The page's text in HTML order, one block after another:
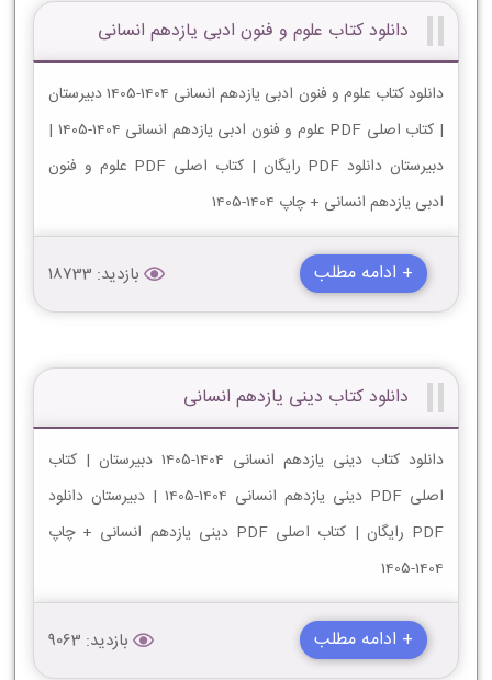
دانلود کتاب علوم و فنون ادبی یازدهم انسانی
دانلود کتاب علوم و فنون ادبی یازدهم انسانی 1404-1405 دبیرستان
| کتاب اصلی PDF علوم و فنون ادبی یازدهم انسانی 1404-1405 |
دبیرستان دانلود PDF رایگان | کتاب اصلی PDF علوم و فنون
ادبی یازدهم انسانی + چاپ 1404-1405
+ ادامه مطلب بازدید: 18733
دانلود کتاب دینی یازدهم انسانی
دانلود کتاب دینی یازدهم انسانی 1404-1405 دبیرستان | کتاب
اصلی PDF دینی یازدهم انسانی 1404-1405 | دبیرستان دانلود
PDF رایگان | کتاب اصلی PDF دینی یازدهم انسانی + چاپ
1404-1405
+ ادامه مطلب بازدید: 9063